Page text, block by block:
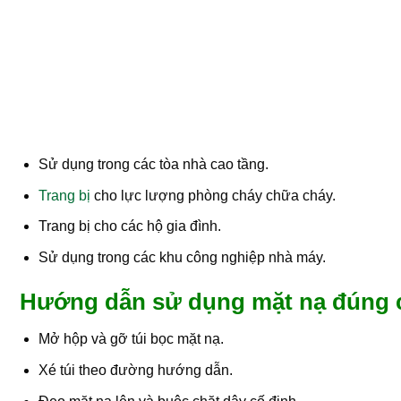
Sử dụng trong các tòa nhà cao tầng.
Trang bị cho lực lượng phòng cháy chữa cháy.
Trang bị cho các hộ gia đình.
Sử dụng trong các khu công nghiệp nhà máy.
Hướng dẫn sử dụng mặt nạ đúng
Mở hộp và gỡ túi bọc mặt nạ.
Xé túi theo đường hướng dẫn.